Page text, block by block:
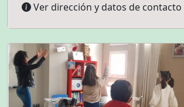
Ver dirección y datos de contacto